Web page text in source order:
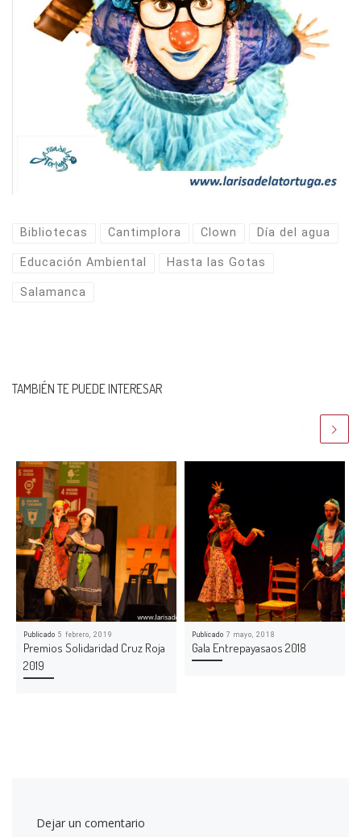
Bibliotecas Cantimplora Clown Día del agua
Educación Ambiental Hasta las Gotas
Salamanca
TAMBIÉN TE PUEDE INTERESAR
Publicado5 febrero, 2019
Premios Solidaridad Cruz Roja
2019
Publicado7 mayo, 2018
Gala Entrepayasaos 2018
Dejar un comentario